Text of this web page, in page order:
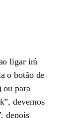
ligar irá
o botão de
ou para
devemos
depois